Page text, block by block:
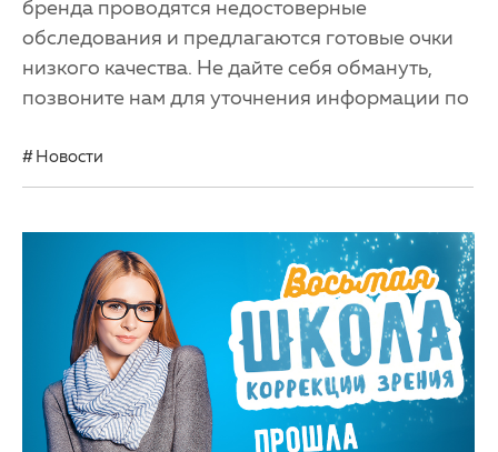
бренда проводятся недостоверные
обследования и предлагаются готовые очки
низкого качества. Не дайте себя обмануть,
позвоните нам для уточнения информации по
Новости